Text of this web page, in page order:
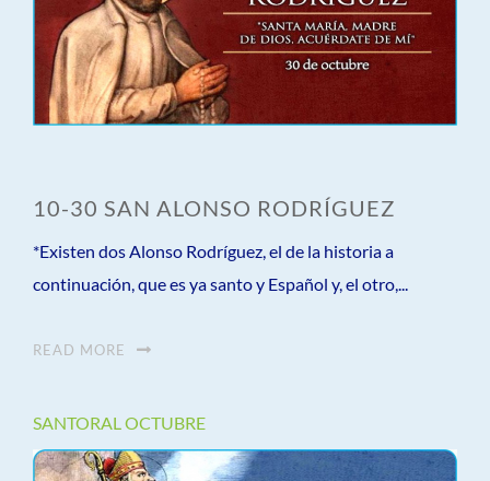
10-30 SAN ALONSO RODRÍGUEZ
*Existen dos Alonso Rodríguez, el de la historia a
continuación, que es ya santo y Español y, el otro,...
READ MORE
SANTORAL OCTUBRE